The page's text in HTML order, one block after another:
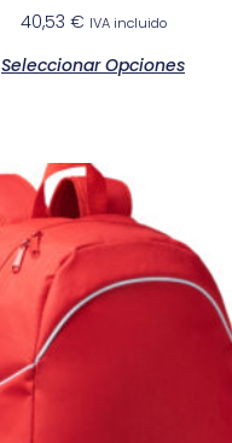
40,53 € IVA incluido
Seleccionar Opciones